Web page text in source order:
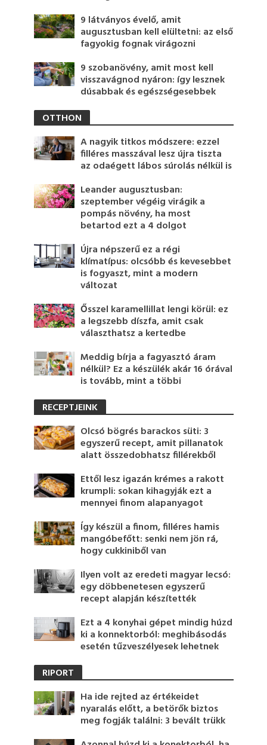
9 látványos évelő, amit
augusztusban kell elültetni: az első
fagyokig fognak virágozni
9 szobanövény, amit most kell
visszavágnod nyáron: így lesznek
dúsabbak és egészségesebbek
OTTHON
A nagyik titkos módszere: ezzel
filléres masszával lesz újra tiszta
az odaégett lábos súrolás nélkül is
Leander augusztusban:
szeptember végéig virágik a
pompás növény, ha most
betartod ezt a 4 dolgot
Újra népszerű ez a régi
klímatípus: olcsóbb és kevesebbet
is fogyaszt, mint a modern
változat
Ősszel karamellillat lengi körül: ez
a legszebb díszfa, amit csak
választhatsz a kertedbe
Meddig bírja a fagyasztó áram
nélkül? Ez a készülék akár 16 órával
is tovább, mint a többi
RECEPTJEINK
Olcsó bögrés barackos süti: 3
egyszerű recept, amit pillanatok
alatt összedobhatsz fillérekből
Ettől lesz igazán krémes a rakott
krumpli: sokan kihagyják ezt a
mennyei finom alapanyagot
Így készül a finom, filléres hamis
mangóbefőtt: senki nem jön rá,
hogy cukkiniből van
Ilyen volt az eredeti magyar lecsó:
egy döbbenetesen egyszerű
recept alapján készítették
Ezt a 4 konyhai gépet mindig húzd
ki a konnektorból: meghibásodás
esetén tűzveszélyesek lehetnek
RIPORT
Ha ide rejted az értékeidet
nyaralás előtt, a betörők biztos
meg fogják találni: 3 bevált trükk